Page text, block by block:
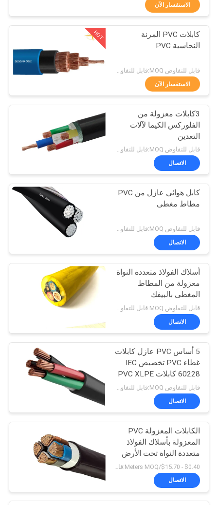
حول
بنا
المعمل
ضبط
الجودة
اتصل
بنا
BLOG
طلب
اقتباس
NEWS
خريطة
الموقع
سياسة
الخصوصية
كابلات معزولة PVC
203
سلك الكابلات
الكهربائية
197
انخفاض الدخان صفر
كبل الهالوجين
140
بل مقاومة للحريق
108
موصل العارية
90
الاستفسار الآن
HOT
كابلات PVC المرنة
النحاسية PVC
الاستفسار الآن
3كابلات معزولة من
الفلوركس الكيما لآلات
التعدين
قابل للتفاوض MOQ:قابل للتفاوض
الاتصال
كابل هوائي عازل من PVC
مطاط مغطى
قابل للتفاوض MOQ:قابل للتفاوض
الاتصال
أسلاك الفولاذ متعددة النواة
معزولة من المطاط
المغطى بالبيفك
الاتصال
5 أساس PVC عازل كابلات
غطاء PVC تخصيص IEC
60228 كابلات PVC XLPE
الاتصال
الكابلات المعزولة PVC
المعزولة بأسلاك الفولاذ
متعددة النواة تحت الأرض
الاتصال